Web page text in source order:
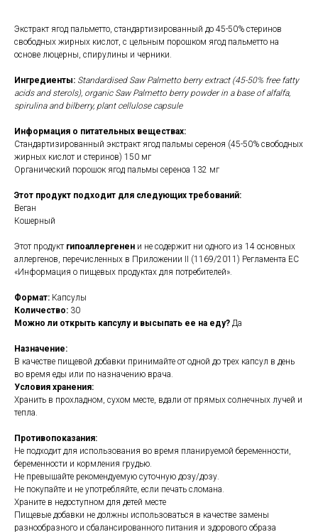
Экстракт ягод пальметто, стандартизированный до 45-50% стеринов
свободных жирных кислот, с цельным порошком ягод пальметто на
основе люцерны, спирулины и черники.
Ингредиенты: Standardised Saw Palmetto berry extract (45-50% free fatty
acids and sterols), organic Saw Palmetto berry powder in a base of alfalfa,
spirulina and bilberry, plant cellulose capsule
Информация о питательных веществах:
Стандартизированный экстракт ягод пальмы сереноя (45-50% свободных
жирных кислот и стеринов) 150 мг
Органический порошок ягод пальмы сереноа 132 мг
Этот продукт подходит для следующих требований:
Веган
Кошерный
Этот продукт гипоаллергенен и не содержит ни одного из 14 основных
аллергенов, перечисленных в Приложении II (1169/2011) Регламента ЕС
«Информация о пищевых продуктах для потребителей».
Формат: Капсулы
Количество: 30
Можно ли открыть капсулу и высыпать ее на еду? Да
Назначение:
В качестве пищевой добавки принимайте от одной до трех капсул в день
во время еды или по назначению врача.
Условия хранения:
Хранить в прохладном, сухом месте, вдали от прямых солнечных лучей и
тепла.
Противопоказания:
Не подходит для использования во время планируемой беременности,
беременности и кормления грудью.
Не превышайте рекомендуемую суточную дозу/дозу.
Не покупайте и не употребляйте, если печать сломана.
Храните в недоступном для детей месте
Пищевые добавки не должны использоваться в качестве замены
разнообразного и сбалансированного питания и здорового образа